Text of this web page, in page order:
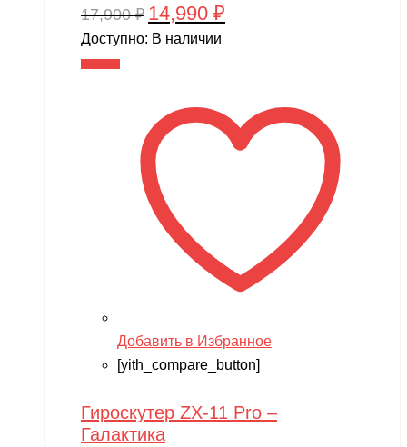
17,900₽ Первоначальная
цена
14,990 ₽
Доступно: В наличии
Добавить в Избранное
[yith_compare_button]
Гироскутер ZX-11 Pro –
Галактика